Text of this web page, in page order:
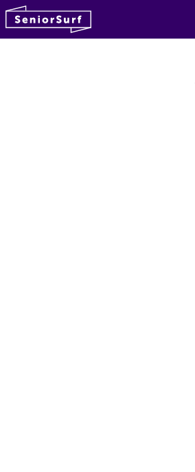
Hyppää sisältöön